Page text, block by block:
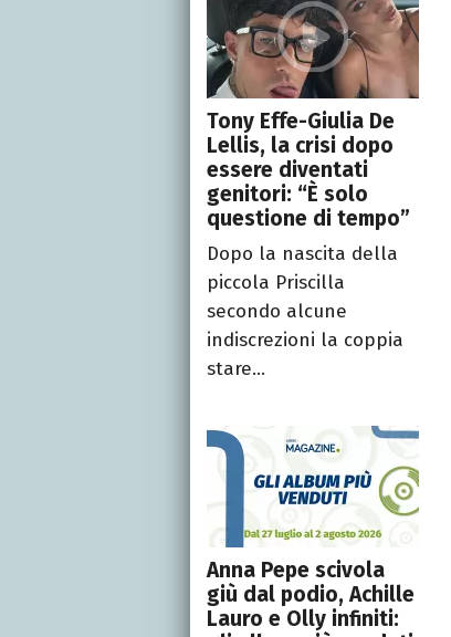
Tony Effe-Giulia De
Lellis, la crisi dopo
essere diventati
genitori: “È solo
questione di tempo”
Dopo la nascita della
piccola Priscilla
secondo alcune
indiscrezioni la coppia
stare...
Anna Pepe scivola
giù dal podio, Achille
Lauro e Olly infiniti: